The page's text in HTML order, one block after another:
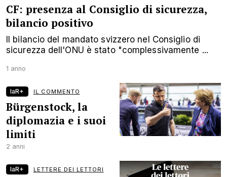
CF: presenza al Consiglio di sicurezza,
bilancio positivo
Il bilancio del mandato svizzero nel Consiglio di
sicurezza dell'ONU è stato "complessivamente ...
1 anno
laR+ IL COMMENTO
Bürgenstock, la
diplomazia e i suoi
limiti
2 anni
laR+ LETTERE DEI LETTORI